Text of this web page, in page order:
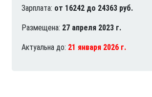
Зарплата: от 16242 до 24363 руб.
Размещена: 27 апреля 2023 г.
Актуальна до: 21 января 2026 г.